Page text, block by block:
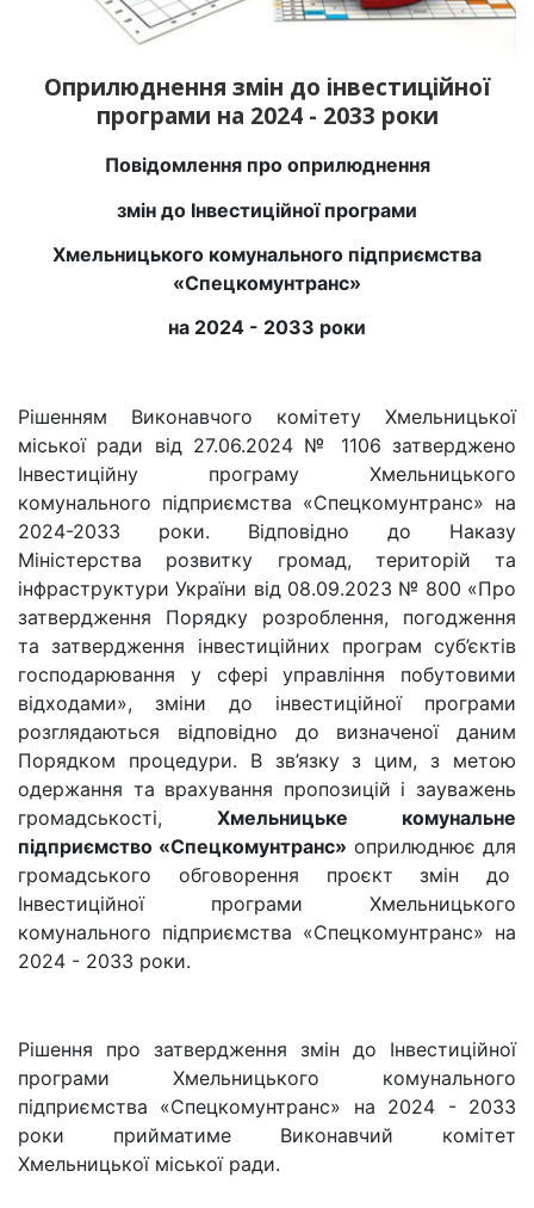
Оприлюднення змін до інвестиційної
програми на 2024 - 2033 роки
Повідомлення про оприлюднення
змін до Інвестиційної програми
Хмельницького комунального підприємства
«Спецкомунтранс»
на 2024 - 2033 роки
Рішенням Виконавчого комітету Хмельницької
міської ради від 27.06.2024 № 1106 затверджено
Інвестиційну програму Хмельницького
комунального підприємства «Спецкомунтранс» на
2024-2033 роки. Відповідно до Наказу
Міністерства розвитку громад, територій та
інфраструктури України від 08.09.2023 № 800 «Про
затвердження Порядку розроблення, погодження
та затвердження інвестиційних програм суб’єктів
господарювання у сфері управління побутовими
відходами», зміни до інвестиційної програми
розглядаються відповідно до визначеної даним
Порядком процедури. В зв’язку з цим,з метою
одержання та врахування пропозицій і зауважень
громадськості, Хмельницьке комунальне
підприємство «Спецкомунтранс» оприлюднює для
громадського обговорення проєкт змін до
Інвестиційної програми Хмельницького
комунального підприємства «Спецкомунтранс» на
2024 - 2033 роки.
Рішення про затвердження змін до Інвестиційної
програми Хмельницького комунального
підприємства «Спецкомунтранс» на 2024 - 2033
роки прийматиме Виконавчий комітет
Хмельницької міської ради.